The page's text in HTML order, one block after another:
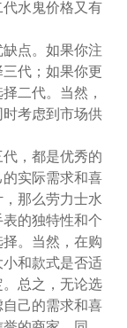
水鬼价格又有
点。如果你注
代；如果你更
二代。当然，
考虑到市场供
，都是优秀的
实际需求和喜
那么劳力士水
的独特性和个
。当然，在购
和款式是否适
总之，无论选
己的需求和喜